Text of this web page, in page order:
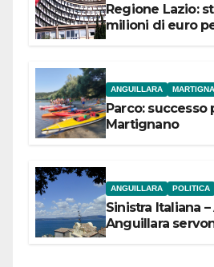
Regione Lazio:
milioni di euro
ANGUILLARA
Parco: successo
Martignano
ANGUILLARA POLITICA
Sinistra Italiana –
Anguillara